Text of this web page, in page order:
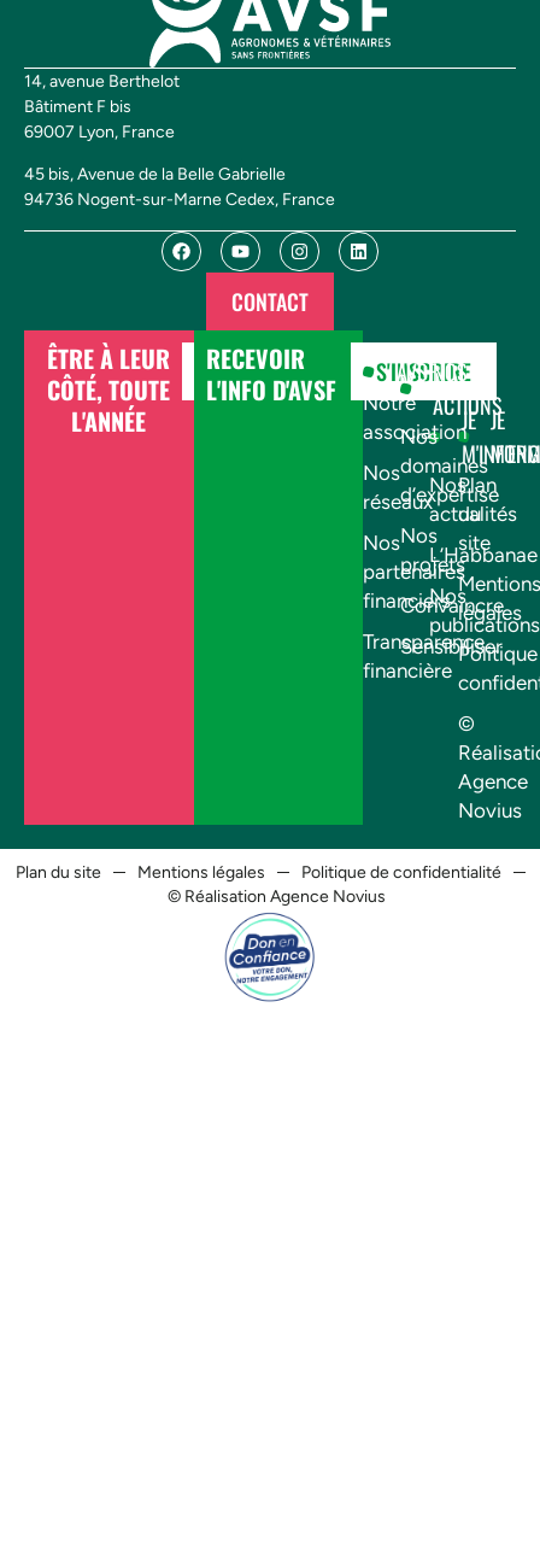
14, avenue Berthelot
Bâtiment F bis
69007 Lyon, France
45 bis, Avenue de la Belle Gabrielle
94736 Nogent-sur-Marne Cedex, France
CONTACT
ÊTRE À LEUR
CÔTÉ, TOUTE
L'ANNÉE
DONNER
RECEVOIR
L'INFO D'AVSF
S'INSCRIRE
AVSF
Notre
association
Nos
réseaux
Nos
partenaires
financiers
Transparence
financière
NOS
ACTIONS
Nos
domaines
d’expertise
Nos
projets
Convaincre
Sensibiliser
JE
Nos
actualités
L’Habbanae
Nos
publications
JE
Plan
du
site
Mentions
légales
©
Agence
Novius
Plan du site Mentions légales
Politique de confidentialité
© Réalisation Agence Novius